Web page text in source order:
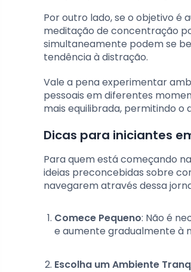
Por outro lado, se o objetivo
meditação de concentração
simultaneamente podem se
tendência à distração.
Vale a pena experimentar
pessoais em diferentes
mais equilibrada, permitindo
Dicas para iniciantes
Para quem está começando
ideias preconcebidas sobre
navegarem através dessa
Comece Pequeno: Não é
e aumente gradualmente à
Escolha um Ambiente